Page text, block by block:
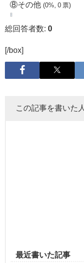
⑧その他 (0%, 0 票)
総回答者数: 0
[/box]
この記事を書いた人
最近書いた記事